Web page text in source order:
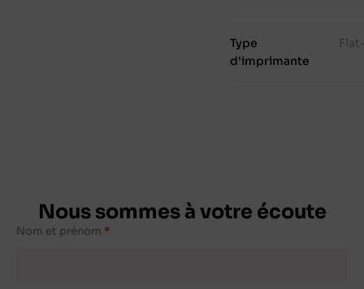
Type
d'imprimante
Nous sommes à votre écoute
Nom et prénom